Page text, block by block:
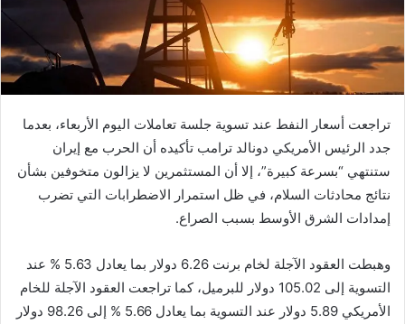
تراجعت أسعار النفط عند تسوية جلسة تعاملات اليوم الأربعاء، بعدما
جدد الرئيس الأمريكي دونالد ترامب تأكيده أن الحرب مع إيران
ستنتهي “بسرعة كبيرة”، إلا أن المستثمرين لا يزالون متخوفين بشأن
نتائج محادثات السلام، في ظل استمرار الاضطرابات التي تضرب
إمدادات الشرق الأوسط بسبب الصراع.
وهبطت العقود الآجلة لخام برنت 6.26 دولار بما يعادل 5.63 % عند
التسوية إلى 105.02 دولار للبرميل، كما تراجعت العقود الآجلة للخام
الأمريكي 5.89 دولار عند التسوية بما يعادل 5.66 % إلى 98.26 دولار